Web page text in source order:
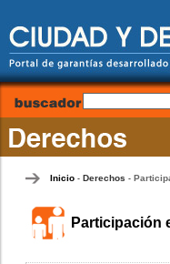
Inicio- Derechos -
Participación